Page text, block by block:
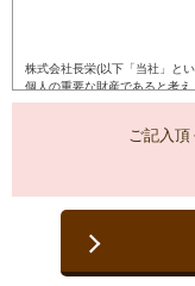
ご記入